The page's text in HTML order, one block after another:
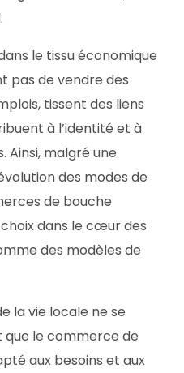
le tissu économique
pas de vendre des
tissent des liens
à l’identité et à
Ainsi, malgré une
des modes de
de bouche
dans le cœur des
des modèles de
la vie locale ne se
le commerce de
aux besoins et aux